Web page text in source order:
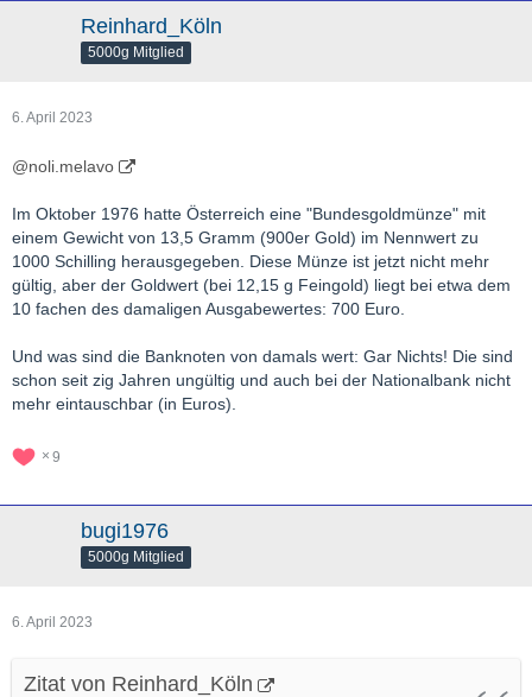
Reinhard_Köln
5000g Mitglied
6. April 2023
@noli.melavo
Im Oktober 1976 hatte Österreich eine "Bundesgoldmünze" mit
einem Gewicht von 13,5 Gramm (900er Gold) im Nennwert zu
1000 Schilling herausgegeben. Diese Münze ist jetzt nicht mehr
gültig, aber der Goldwert (bei 12,15 g Feingold) liegt bei etwa dem
10 fachen des damaligen Ausgabewertes: 700 Euro.
Und was sind die Banknoten von damals wert: Gar Nichts! Die sind
schon seit zig Jahren ungültig und auch bei der Nationalbank nicht
mehr eintauschbar (in Euros).
9
bugi1976
5000g Mitglied
6. April 2023
Zitat von Reinhard_Köln